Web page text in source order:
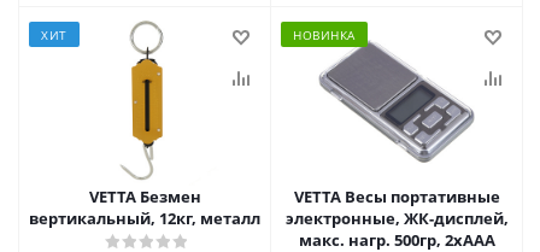
ХИТ
VETTA Безмен
вертикальный, 12кг, металл
НОВИНКА
VETTA Весы портативные
электронные, ЖК-дисплей,
макс. нагр. 500гр, 2xААА